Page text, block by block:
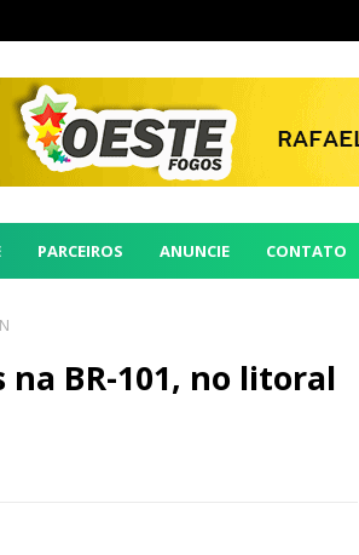
PARCEIROS ANUNCIE CONTATO
BR-101, no litoral